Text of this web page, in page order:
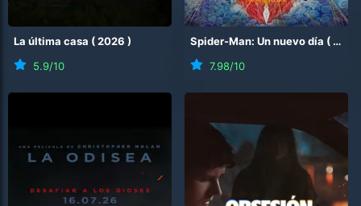
La última casa (2026 )
5.9/10
Spider-Man: Un nuevo día ( 2026
7.98/10